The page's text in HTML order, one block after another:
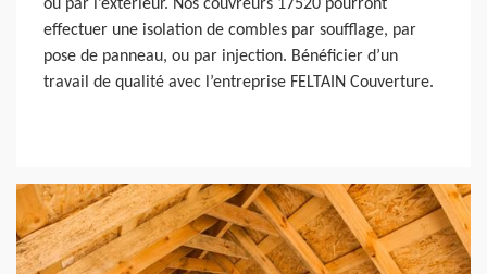
ou par l’extérieur. Nos couvreurs 17520 pourront
effectuer une isolation de combles par soufflage, par
pose de panneau, ou par injection. Bénéficier d’un
travail de qualité avec l’entreprise FELTAIN Couverture.